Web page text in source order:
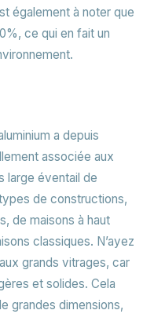
également à noter que
ce qui en fait un
a depuis
associée aux
large éventail de
de constructions,
de maisons à haut
classiques. N’ayez
grands vitrages, car
et solides. Cela
grandes dimensions,